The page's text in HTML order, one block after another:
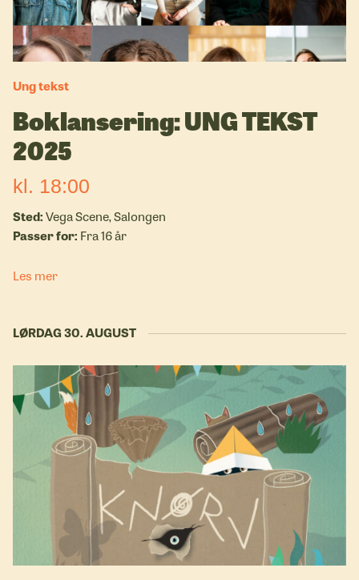
Ung tekst
Boklansering: UNG TEKST
2025
kl. 18:00
Vega Scene, Salongen
Fra 16 år
Les mer
LØRDAG 30. AUGUST